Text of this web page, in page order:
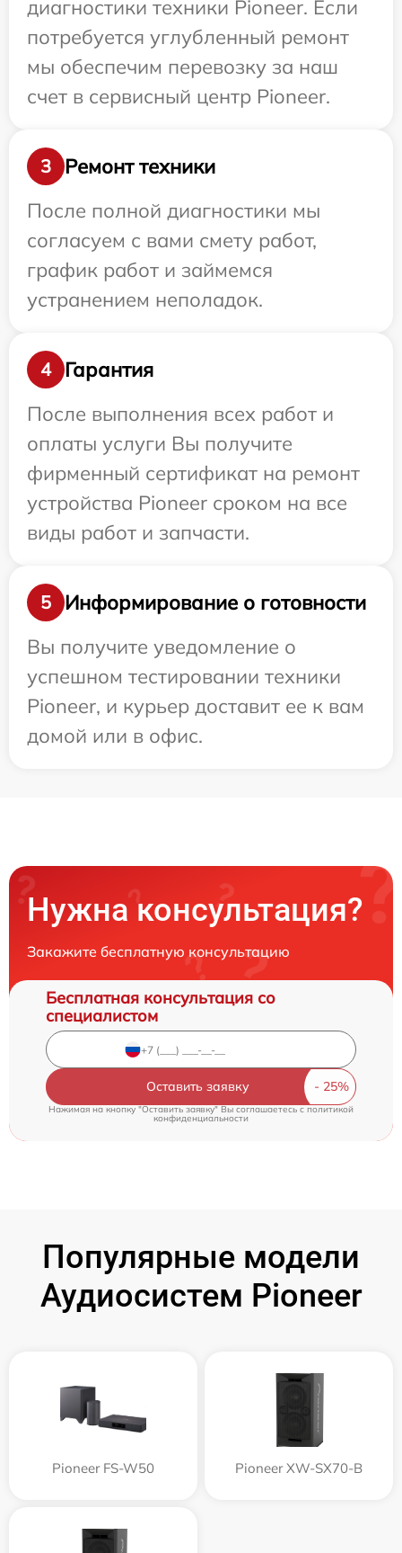
диагностики техники Pioneer. Если
потребуется углубленный ремонт
мы обеспечим перевозку за наш
счет в сервисный центр Pioneer.
3
Ремонт техники
После полной диагностики мы
согласуем с вами смету работ,
график работ и займемся
устранением неполадок.
4
Гарантия
После выполнения всех работ и
оплаты услуги Вы получите
фирменный сертификат на ремонт
устройства Pioneer сроком на все
виды работ и запчасти.
5
Информирование о готовности
Вы получите уведомление о
успешном тестировании техники
Pioneer, и курьер доставит ее к вам
домой или в офис.
Нужна консультация?
Закажите бесплатную консультацию
Бесплатная консультация со
специалистом
Оставить заявку
Нажимая на кнопку "Оставить заявку" Вы соглашаетесь c политикой
конфиденциальности
Популярные модели
Аудиосистем Pioneer
Pioneer FS-W50 Pioneer XW-SX70-B